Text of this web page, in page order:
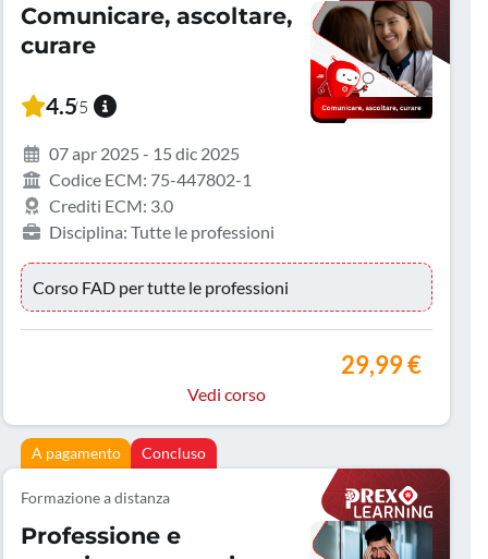
Comunicare, ascoltare,
curare
07 apr 2025 - 15 dic 2025
Codice ECM: 75-447802-1
Crediti ECM: 3.0
Disciplina: Tutte le professioni
4.5/5
Corso FAD per tutte le professioni
29,99 €
Vedi corso
A pagamento Concluso
Formazione a distanza
Professione e